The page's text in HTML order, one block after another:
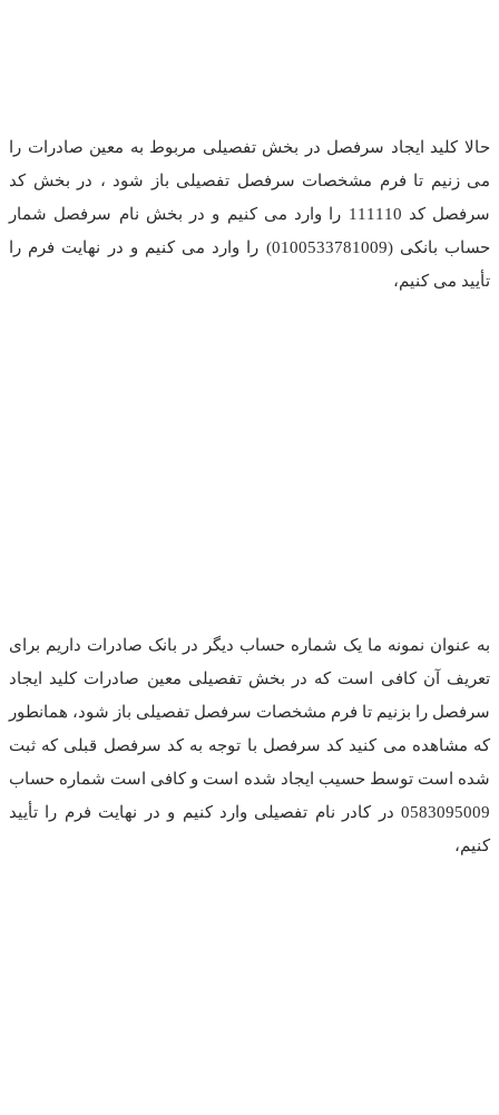
حالا کلید ایجاد سرفصل در بخش تفصیلی مربوط به معین صادرات را
می زنیم تا فرم مشخصات سرفصل تفصیلی باز شود ، در بخش کد
سرفصل کد 111110 را وارد می کنیم و در بخش نام سرفصل شمار
حساب بانکی (0100533781009) را وارد می کنیم و در نهایت فرم را
تأیید می کنیم،
به عنوان نمونه ما یک شماره حساب دیگر در بانک صادرات داریم برای
تعریف آن کافی است که در بخش تفصیلی معین صادرات کلید ایجاد
سرفصل را بزنیم تا فرم مشخصات سرفصل تفصیلی باز شود، همانطور
که مشاهده می کنید کد سرفصل با توجه به کد سرفصل قبلی که ثبت
شده است توسط حسیب ایجاد شده است و کافی است شماره حساب
0583095009 در کادر نام تفصیلی وارد کنیم و در نهایت فرم را تأیید
کنیم،